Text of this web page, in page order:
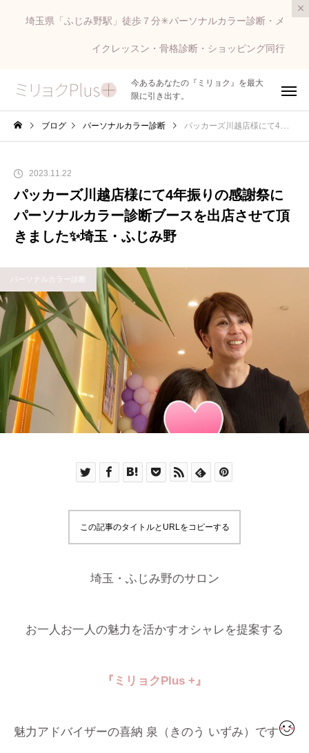
埼玉県「ふじみ野駅」徒歩７分✳︎パーソナルカラー診断・メ
イクレッスン・骨格診断・ショッピング同行
今あるあなたの『ミリョク』を最大
限に引き出す。
ブログ パーソナルカラー診断 パッカーズ川越店様にて4年振りの感謝祭にパーソナルカラー診断ブースを出店させて頂きました✨埼玉・ふじみ野
2023.11.22
パッカーズ川越店様にて4年振りの感謝祭に
パーソナルカラー診断ブースを出店させて頂
きました✨埼玉・ふじみ野
パーソナルカラー診断
この記事のタイトルとURLをコピーする
埼玉・ふじみ野のサロン
お一人お一人の魅力を活かすオシャレを提案する
『ミリョクPlus +』
魅力アドバイザーの喜納 泉（きのう いずみ）です